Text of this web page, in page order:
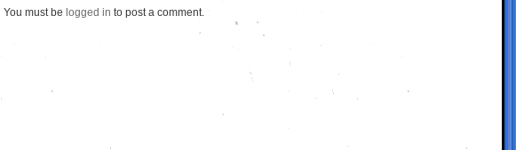
You must be logged in to post a comment.